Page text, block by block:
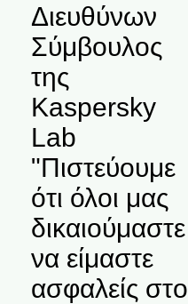
Διευθύνων
Σύμβουλος
της
Kaspersky
Lab
"Πιστεύουμε
ότι όλοι μας
δικαιούμαστε
να είμαστε
ασφαλείς στο